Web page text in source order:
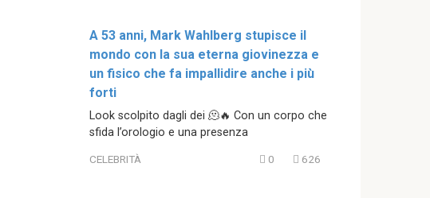
A 53 anni, Mark Wahlberg stupisce il
mondo con la sua eterna giovinezza e
un fisico che fa impallidire anche i più
forti
Look scolpito dagli dei 🫠🔥 Con un corpo che
sfida l’orologio e una presenza
CELEBRITÀ 0 626